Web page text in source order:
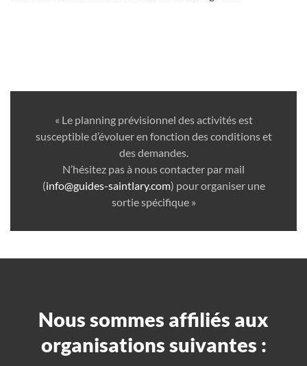
« Le planning prévisionnel des activités est
susceptible d’évoluer en fonction des conditions et
des demandes.
N’hésitez pas à nous contacter par mail
(info@guides-saintlary.com) pour organiser une
sortie spécifique »
Nous sommes affiliés aux
organisations suivantes :